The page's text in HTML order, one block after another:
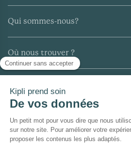
Qui sommes-nous?
Où nous trouver ?
informé des nouveautés Kipli !